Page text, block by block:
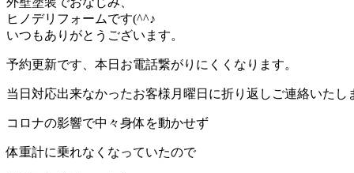
ヒノデリフォームです(^^♪
いつもありがとうございます。
予約更新です、本日お電話繋がりにくくなります。
当日対応出来なかったお客様月曜日に折り返しご連絡いたし
コロナの影響で中々身体を動かせず
体重計に乗れなくなっていたので